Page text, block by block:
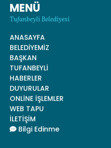
MENÜ
Tufanbeyli Belediyesi
ANASAYFA
BELEDİYEMİZ
BAŞKAN
TUFANBEYLİ
HABERLER
DUYURULAR
ONLİNE İŞLEMLER
WEB TAPU
İLETİŞİM
Bilgi Edinme